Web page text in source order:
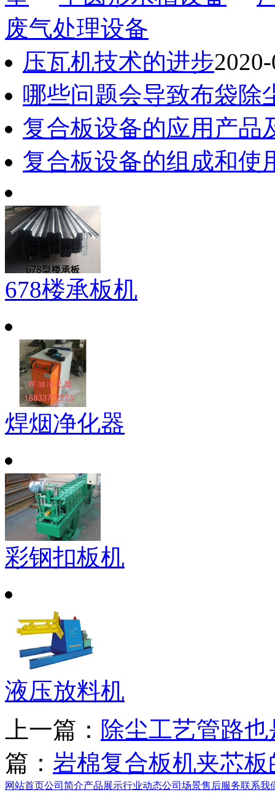
废气处理设备
压瓦机技术的进步
哪些问题会导致布袋除
复合板设备的应用产品
复合板设备的组成和使
678楼承板机
焊烟净化器
彩钢扣板机
液压放料机
上一篇： 除尘工艺管路
篇： 岩棉复合板机夹芯板
网站首页公司简介产品展示行业动态公司场景售后服务联系我